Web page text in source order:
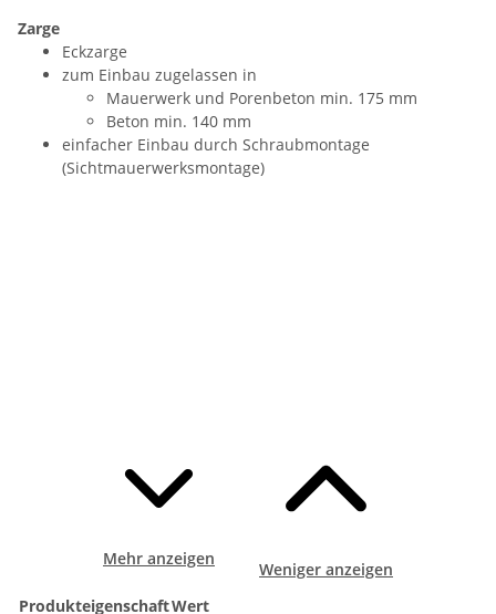
Zarge
Eckzarge
zum Einbau zugelassen in
Mauerwerk und Porenbeton min. 175 mm
Beton min. 140 mm
einfacher Einbau durch Schraubmontage
(Sichtmauerwerksmontage)
Mehr anzeigen
Weniger anzeigen
ProdukteigenschaftWert